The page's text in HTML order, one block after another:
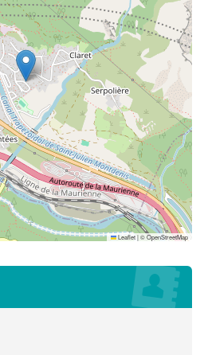
Leaflet|©OpenStreetMap